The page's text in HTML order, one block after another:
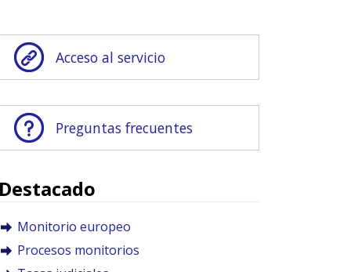
Acceso al servicio
Preguntas frecuentes
Destacado
Monitorio europeo
Procesos monitorios